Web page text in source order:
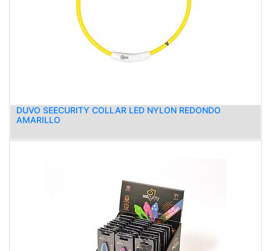
DUVO SEECURITY COLLAR LED NYLON REDONDO
AMARILLO